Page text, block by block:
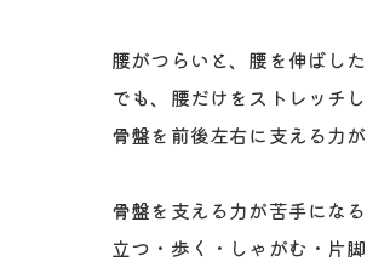
腰がつらいと、腰を伸ばし
でも、腰だけをストレッチ
骨盤を前後左右に支える力
骨盤を支える力が苦手になる
立つ・歩く・しゃがむ・片脚